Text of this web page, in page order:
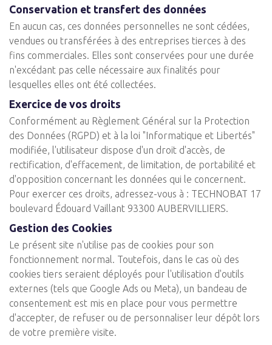
Conservation et transfert des données
En aucun cas, ces données personnelles ne sont cédées,
vendues ou transférées à des entreprises tierces à des
fins commerciales. Elles sont conservées pour une durée
n'excédant pas celle nécessaire aux finalités pour
lesquelles elles ont été collectées.
Exercice de vos droits
Conformément au Règlement Général sur la Protection
des Données (RGPD) et à la loi "Informatique et Libertés"
modifiée, l'utilisateur dispose d'un droit d'accès, de
rectification, d'effacement, de limitation, de portabilité et
d'opposition concernant les données qui le concernent.
Pour exercer ces droits, adressez-vous à : TECHNOBAT 17
boulevard Édouard Vaillant 93300 AUBERVILLIERS.
Gestion des Cookies
Le présent site n'utilise pas de cookies pour son
fonctionnement normal. Toutefois, dans le cas où des
cookies tiers seraient déployés pour l'utilisation d'outils
externes (tels que Google Ads ou Meta), un bandeau de
consentement est mis en place pour vous permettre
d'accepter, de refuser ou de personnaliser leur dépôt lors
de votre première visite.